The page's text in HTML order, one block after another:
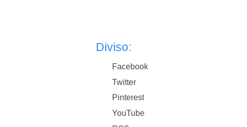
Diviso:
Facebook
Twitter
Pinterest
YouTube